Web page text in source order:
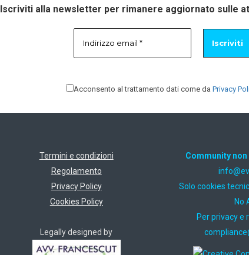
Iscriviti alla newsletter per rimanere aggiornato sulle
Acconsento al trattamento dati come da Privacy
Termini e condizioni
Regolamento
Privacy Policy
Cookies Policy
Legally designed by
Community
Solo cookies
No
Per privacy e